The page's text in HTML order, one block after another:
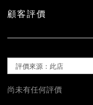
顧客評價
尚未有任何評價